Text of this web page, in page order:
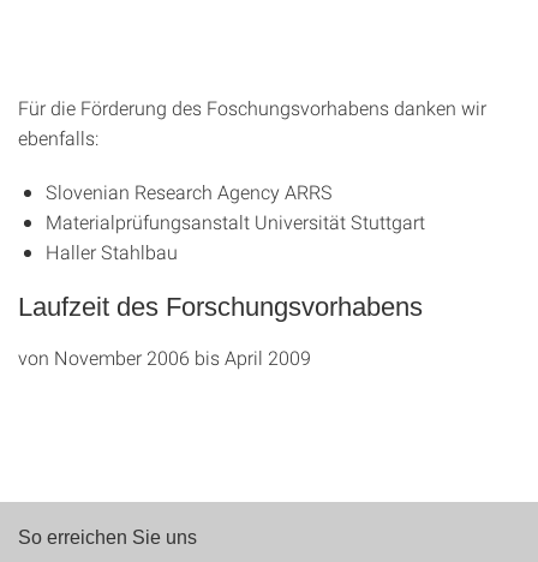
Für die Förderung des Foschungsvorhabens danken wir
ebenfalls:
Slovenian Research Agency ARRS
Materialprüfungsanstalt Universität Stuttgart
Haller Stahlbau
Laufzeit des Forschungsvorhabens
von November 2006 bis April 2009
So erreichen Sie uns